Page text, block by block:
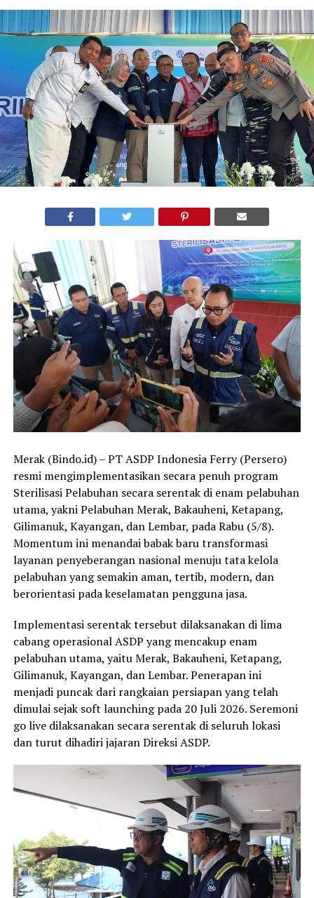
Merak (Bindo.id) – PT ASDP Indonesia Ferry (Persero)
resmi mengimplementasikan secara penuh program
Sterilisasi Pelabuhan secara serentak di enam pelabuhan
utama, yakni Pelabuhan Merak, Bakauheni, Ketapang,
Gilimanuk, Kayangan, dan Lembar, pada Rabu (5/8).
Momentum ini menandai babak baru transformasi
layanan penyeberangan nasional menuju tata kelola
pelabuhan yang semakin aman, tertib, modern, dan
berorientasi pada keselamatan pengguna jasa.
Implementasi serentak tersebut dilaksanakan di lima
cabang operasional ASDP yang mencakup enam
pelabuhan utama, yaitu Merak, Bakauheni, Ketapang,
Gilimanuk, Kayangan, dan Lembar. Penerapan ini
menjadi puncak dari rangkaian persiapan yang telah
dimulai sejak soft launching pada 20 Juli 2026. Seremoni
go live dilaksanakan secara serentak di seluruh lokasi
dan turut dihadiri jajaran Direksi ASDP.